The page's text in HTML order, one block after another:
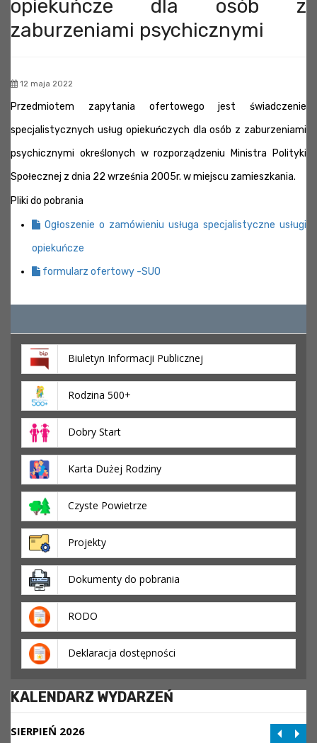
opiekuńcze dla osób z
zaburzeniami psychicznymi
12 maja 2022
Przedmiotem zapytania ofertowego jest świadczenie
specjalistycznych usług opiekuńczych dla osób z zaburzeniami
psychicznymi określonych w rozporządzeniu Ministra Polityki
Społecznej z dnia 22 września 2005r. w miejscu zamieszkania.
Pliki do pobrania
Ogłoszenie o zamówieniu usługa specjalistyczne usługi
opiekuńcze
formularz ofertowy -SUO
Biuletyn Informacji Publicznej
Rodzina 500+
Dobry Start
Karta Dużej Rodziny
Czyste Powietrze
Projekty
Dokumenty do pobrania
RODO
Deklaracja dostępności
KALENDARZ WYDARZEŃ
SIERPIEŃ 2026